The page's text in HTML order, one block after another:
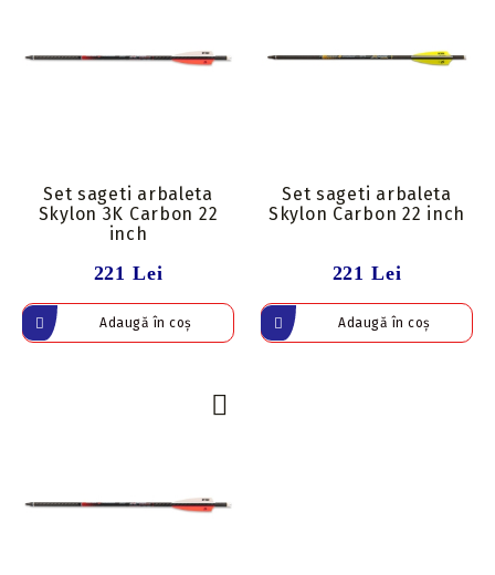
Set sageti arbaleta
Skylon 3K Carbon 22
inch
221 Lei
Set sageti arbaleta
Skylon Carbon 22 inch
221 Lei